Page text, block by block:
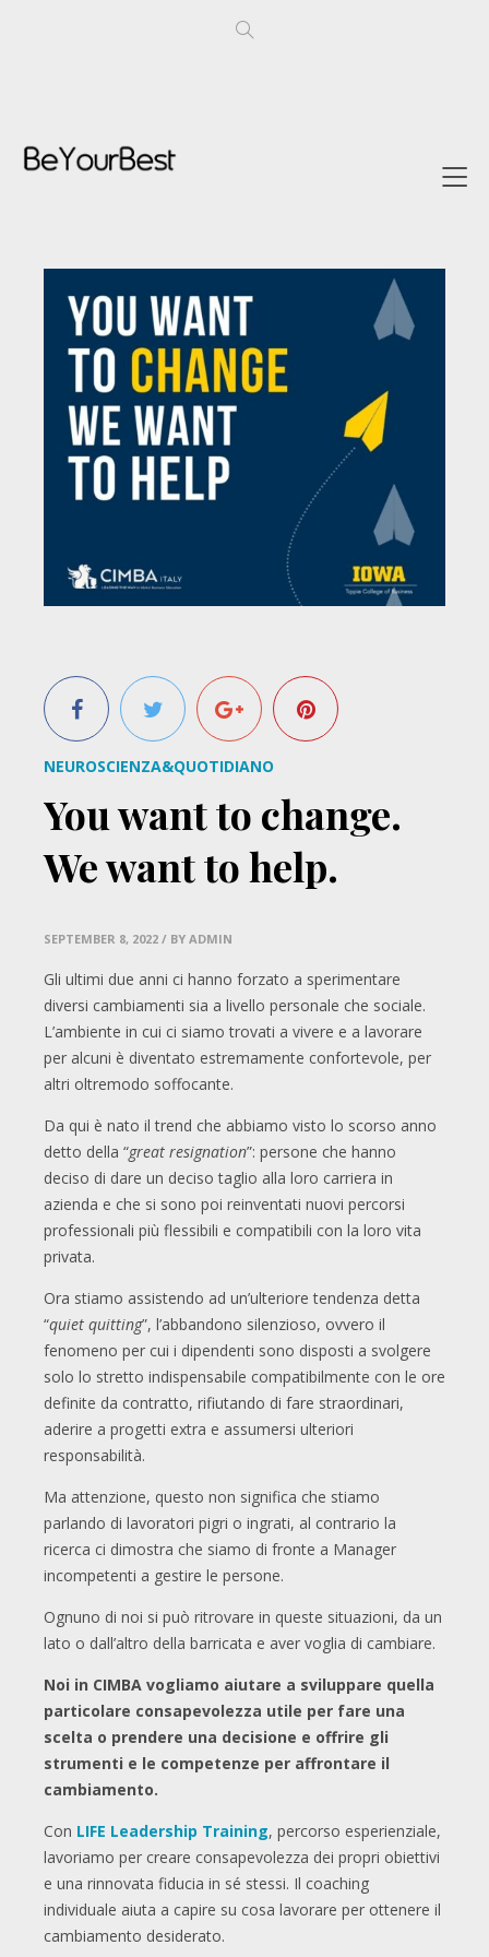
NEUROSCIENZA&QUOTIDIANO
You want to change.
We want to help.
SEPTEMBER 8, 2022 / BY ADMIN
Gli ultimi due anni ci hanno forzato a sperimentare
diversi cambiamenti sia a livello personale che sociale.
L’ambiente in cui ci siamo trovati a vivere e a lavorare
per alcuni è diventato estremamente confortevole, per
altri oltremodo soffocante.
Da qui è nato il trend che abbiamo visto lo scorso anno
detto della “great resignation”: persone che hanno
deciso di dare un deciso taglio alla loro carriera in
azienda e che si sono poi reinventati nuovi percorsi
professionali più flessibili e compatibili con la loro vita
privata.
Ora stiamo assistendo ad un’ulteriore tendenza detta
“quiet quitting”, l’abbandono silenzioso, ovvero il
fenomeno per cui i dipendenti sono disposti a svolgere
solo lo stretto indispensabile compatibilmente con le ore
definite da contratto, rifiutando di fare straordinari,
aderire a progetti extra e assumersi ulteriori
responsabilità.
Ma attenzione, questo non significa che stiamo
parlando di lavoratori pigri o ingrati, al contrario la
ricerca ci dimostra che siamo di fronte a Manager
incompetenti a gestire le persone.
Ognuno di noi si può ritrovare in queste situazioni, da un
lato o dall’altro della barricata e aver voglia di cambiare.
Noi in CIMBA vogliamo aiutare a sviluppare quella
particolare consapevolezza utile per fare una
scelta o prendere una decisione e offrire gli
strumenti e le competenze per affrontare il
cambiamento.
Con LIFE Leadership Training, percorso esperienziale,
lavoriamo per creare consapevolezza dei propri obiettivi
e una rinnovata fiducia in sé stessi. Il coaching
individuale aiuta a capire su cosa lavorare per ottenere il
cambiamento desiderato.